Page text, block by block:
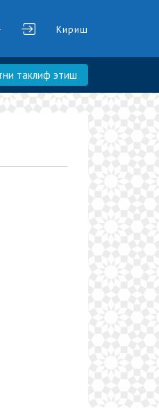
Кириш
таклиф этиш